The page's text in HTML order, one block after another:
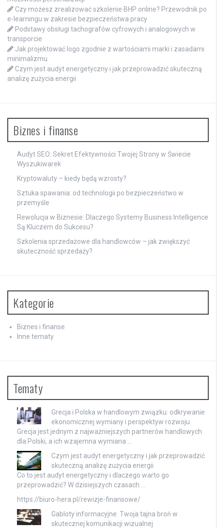
Czy możesz zrealizować szkolenie BHP online? Przewodnik po
e-learningu w zakresie bezpieczeństwa pracy
Podstawy obsługi tachografów cyfrowych i analogowych w
transporcie
Jak projektować logo zgodnie z wartościami marki i zasadami
minimalizmu
Czym jest audyt energetyczny i jak przeprowadzić skuteczną
analizę zużycia energii
Biznes i finanse
Audyt SEO: Sekret Efektywności Twojej Strony w Świecie
Wyszukiwarek
Kryptowaluty – kiedy będą wzrosty?
Sztuka spawania: od technologii po bezpieczeństwo w
przemyśle
Rewolucja w Biznesie: Dlaczego Systemy Business Intelligence
Są Kluczem do Sukcesu?
Szkolenia sprzedażowe dla handlowców – jak zwiększyć
skuteczność sprzedaży?
Kategorie
Biznes i finanse
Inne tematy
Tematy
Grecja i Polska w handlowym związku: odkrywanie
ekonomicznej wymiany i perspektyw rozwoju
Grecja jest jednym z najważniejszych partnerów handlowych
dla Polski, a ich wzajemna wymiana …
Czym jest audyt energetyczny i jak przeprowadzić
skuteczną analizę zużycia energii
Co to jest audyt energetyczny i dlaczego warto go
przeprowadzić? W dzisiejszych czasach …
https://biuro-hera.pl/rewizje-finansowe/
Gabloty informacyjne: Twoja tajna broń w
skutecznej komunikacji wizualnej